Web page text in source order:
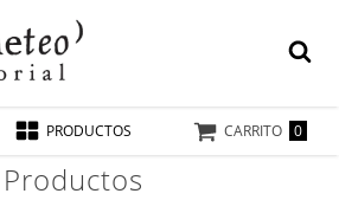
PRODUCTOS CARRITO 0
Productos